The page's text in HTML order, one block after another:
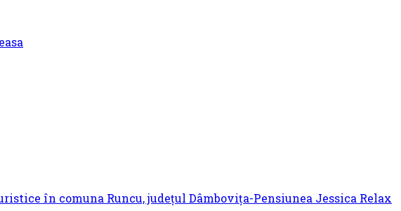
în comuna Runcu, județul Dâmbovița-Pensiunea Jessica Relax